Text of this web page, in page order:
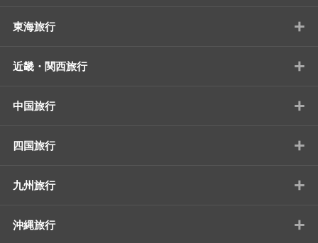
東海旅行 +
近畿・関西旅行 +
中国旅行 +
四国旅行 +
九州旅行 +
沖縄旅行 +